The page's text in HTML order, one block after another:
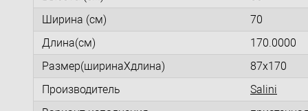
Ширина (см)
70
Длина(см)
170.0000
Размер(ширинаXдлина)
87x170
Производитель
Salini